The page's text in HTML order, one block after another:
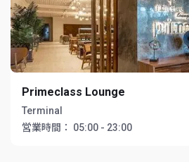
Primeclass Lounge
Terminal
営業時間：
05:00 - 23:00